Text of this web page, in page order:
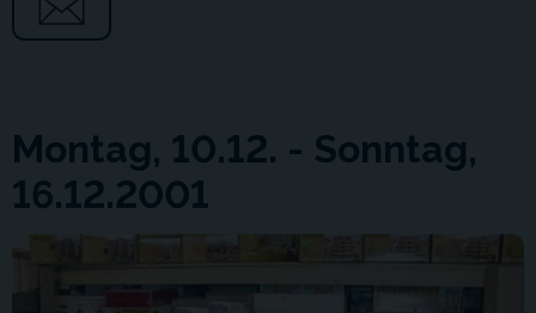
Montag, 10.12. - Sonntag,
16.12.2001